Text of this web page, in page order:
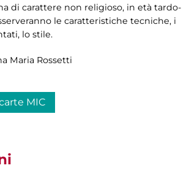
di carattere non religioso, in età tardo-
le caratteristiche tecniche, i
lo stile.
Maria Rossetti
MIC